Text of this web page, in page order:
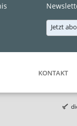
Jetzt
KONTAKT